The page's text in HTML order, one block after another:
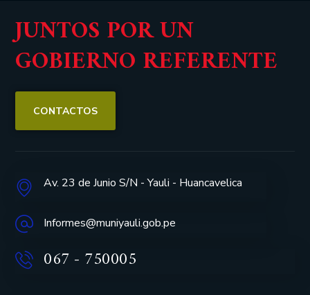
JUNTOS POR UN
GOBIERNO REFERENTE
CONTACTOS
Av. 23 de Junio S/N - Yauli - Huancavelica
Informes@muniyauli.gob.pe
067 - 750005